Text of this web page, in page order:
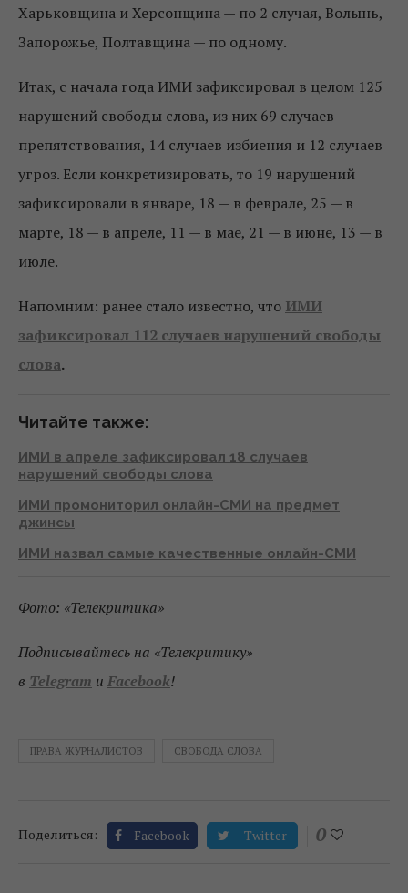
Харьковщина и Херсонщина — по 2 случая, Волынь,
Запорожье, Полтавщина — по одному.
Итак, с начала года ИМИ зафиксировал в целом 125
нарушений свободы слова, из них 69 случаев
препятствования, 14 случаев избиения и 12 случаев
угроз. Если конкретизировать, то 19 нарушений
зафиксировали в январе, 18 — в феврале, 25 — в
марте, 18 — в апреле, 11 — в мае, 21 — в июне, 13 — в
июле.
Напомним: ранее стало известно, что ИМИ
зафиксировал 112 случаев нарушений свободы
слова.
Читайте также:
ИМИ в апреле зафиксировал 18 случаев
нарушений свободы слова
ИМИ промониторил онлайн-СМИ на предмет
джинсы
ИМИ назвал самые качественные онлайн-СМИ
Фото: «Телекритика»
Подписывайтесь на «Телекритику»
в Telegram и Facebook!
ПРАВА ЖУРНАЛИСТОВ СВОБОДА СЛОВА
Поделиться: Facebook Twitter 0